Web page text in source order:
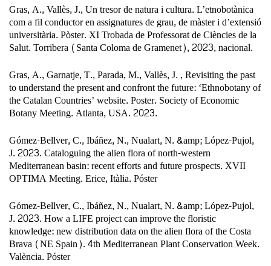
Gras, A., Vallès, J., Un tresor de natura i cultura. L’etnobotànica
com a fil conductor en assignatures de grau, de màster i d’extensió
universitària. Pòster. XI Trobada de Professorat de Ciències de la
Salut. Torribera (Santa Coloma de Gramenet), 2023, nacional.
Gras, A., Garnatje, T., Parada, M., Vallès, J. , Revisiting the past
to understand the present and confront the future: ‘Ethnobotany of
the Catalan Countries’ website. Poster. Society of Economic
Botany Meeting. Atlanta, USA. 2023.
Gómez-Bellver, C., Ibáñez, N., Nualart, N. &amp; López-Pujol,
J. 2023. Cataloguing the alien flora of north-western
Mediterranean basin: recent efforts and future prospects. XVII
OPTIMA Meeting. Erice, Itàlia. Póster
Gómez-Bellver, C., Ibáñez, N., Nualart, N. &amp; López-Pujol,
J. 2023. How a LIFE project can improve the floristic
knowledge: new distribution data on the alien flora of the Costa
Brava (NE Spain). 4th Mediterranean Plant Conservation Week.
València. Póster